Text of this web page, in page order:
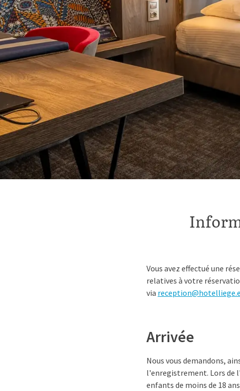
Vous avez effectué une
relatives à votre
via
Arrivée
Nous vous demandons,
l'enregistrement. Lors de
enfants de moins de 18